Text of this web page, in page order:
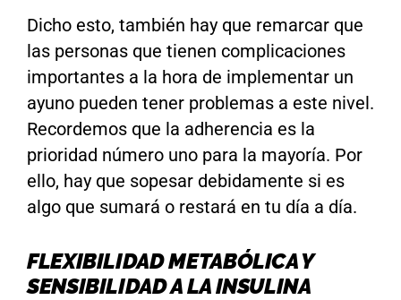
Dicho esto, también hay que remarcar que
las personas que tienen complicaciones
importantes a la hora de implementar un
ayuno pueden tener problemas a este nivel.
Recordemos que la adherencia es la
prioridad número uno para la mayoría. Por
ello, hay que sopesar debidamente si es
algo que sumará o restará en tu día a día.
FLEXIBILIDAD METABÓLICA Y
SENSIBILIDAD A LA INSULINA